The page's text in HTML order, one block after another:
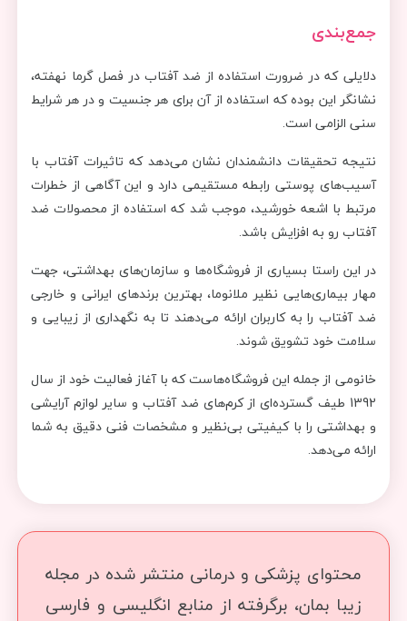
جمع‌بندی
دلایلی که در ضرورت استفاده از ضد آفتاب در فصل گرما نهفته،
نشانگر این بوده که استفاده از آن برای هر جنسیت و در هر شرایط
سنی الزامی است.
نتیجه تحقیقات دانشمندان نشان می‌دهد که تاثیرات آفتاب با
آسیب‌های پوستی رابطه مستقیمی دارد و این آگاهی از خطرات
مرتبط با اشعه خورشید، موجب شد که استفاده از محصولات ضد
آفتاب رو به افزایش باشد.
در این راستا بسیاری از فروشگاه‌ها و سازمان‌های بهداشتی، جهت
مهار بیماری‌هایی نظیر ملانوما، بهترین برندهای ایرانی و خارجی
ضد آفتاب را به کاربران ارائه می‌دهند تا به نگهداری از زیبایی و
سلامت خود تشویق شوند.
خانومی از جمله این فروشگاه‌هاست که با آغاز فعالیت خود از سال
1392 طیف گسترده‌ای از کرم‌های ضد آفتاب و سایر لوازم آرایشی
و بهداشتی را با کیفیتی بی‌نظیر و مشخصات فنی دقیق به شما
ارائه می‌دهد.
محتوای پزشکی و درمانی منتشر شده در مجله
زیبا بمان، برگرفته از منابع انگلیسی و فارسی